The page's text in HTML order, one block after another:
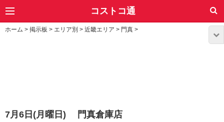
コストコ通
ホーム > 掲示板 > エリア別 > 近畿エリア > 門真 >
7月6日(月曜日) 門真倉庫店